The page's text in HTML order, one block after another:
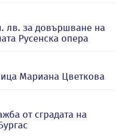
лв. за довършване на
Русенска опера
Мариана Цветкова
от сградата на